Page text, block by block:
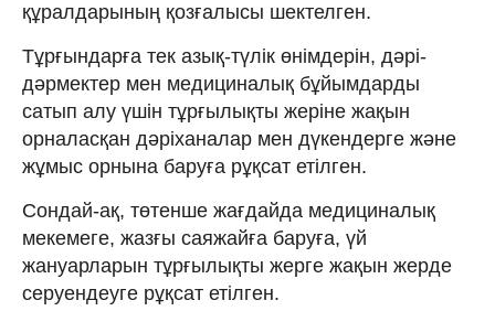
құралдарының қозғалысы шектелген.
Тұрғындарға тек азық-түлік өнімдерін, дәрі-
дәрмектер мен медициналық бұйымдарды
сатып алу үшін тұрғылықты жеріне жақын
орналасқан дәріханалар мен дүкендерге және
жұмыс орнына баруға рұқсат етілген.
Сондай-ақ, төтенше жағдайда медициналық
мекемеге, жазғы саяжайға баруға, үй
жануарларын тұрғылықты жерге жақын жерде
серуендеуге рұқсат етілген.